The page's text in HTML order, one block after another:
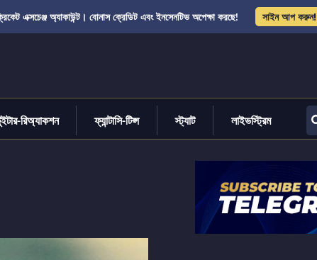
এক্সচেঞ্জ অ্যাকাউন্ট। বোনাস ক্রেডিট এবং ইনসেনটিভ অপেক্ষা করছে! সাইন আপ করুন!
রিঅ্যাকশন ফ্যান্টাসি-টিপ্স স্ট্যাট লাইভস্ট্রিম